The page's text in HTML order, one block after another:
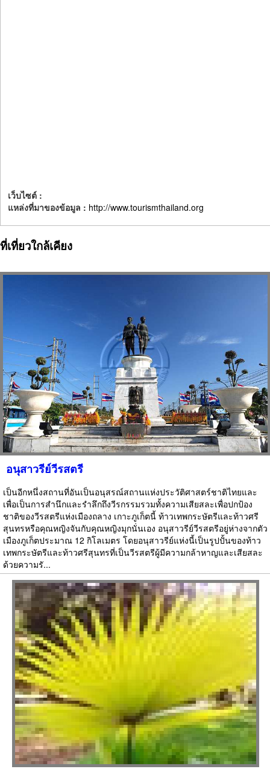
เว็บไซต์ :
แหล่งที่มาของข้อมูล : http://www.tourismthailand.org
ที่เที่ยวใกล้เคียง
อนุสาวรีย์วีรสตรี
เป็นอีกหนึ่งสถานที่อันเป็นอนุสรณ์สถานแห่งประวัติศาสตร์ชาติไทยและ
เพื่อเป็นการสำนึกและรำลึกถึงวีรกรรมรวมทั้งความเสียสละเพื่อปกป้อง
ชาติของวีรสตรีแห่งเมืองถลาง เกาะภูเก็ตนี้ ท้าวเทพกระษัตรีและท้าวศรี
สุนทรหรือคุณหญิงจันกับคุณหญิงมุกนั่นเอง อนุสาวรีย์วีรสตรีอยู่ห่างจากตัว
เมืองภูเก็ตประมาณ 12 กิโลเมตร โดยอนุสาวรีย์แห่งนี้เป็นรูปปั้นของท้าว
เทพกระษัตรีและท้าวศรีสุนทรที่เป็นวีรสตรีผู้มีความกล้าหาญและเสียสละ
ด้วยความรั...